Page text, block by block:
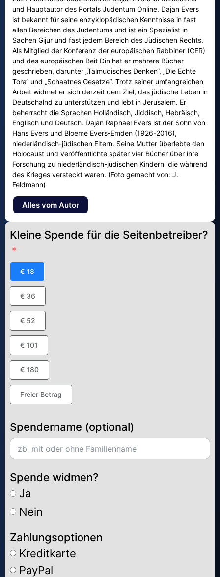
und Hauptautor des Portals Judentum Online. Dajan Evers
ist bekannt für seine enzyklopädischen Kenntnisse in fast
allen Bereichen des Judentums und ist ein Spezialist in
Sachen Gijur und fast jedem Bereich des Jüdischen Rechts.
Als Mitglied der Konferenz der europäischen Rabbiner (CER)
und des europäischen Beit Din hat er mehrere Bücher
geschrieben, darunter „Talmudisches Denken“, „Die Echte
Tora“ und „Schaatnes Gesetze“. Trotz seiner umfangreichen
Arbeit widmet er sich derzeit dem Ziel, das jüdische Leben in
Deutschalnd zu unterstützen und lebt in Jerusalem. Er
beherrscht die Sprachen Holländisch, Jiddisch, Hebräisch,
Englisch und Deutsch. Dajan Raphael Evers ist der Sohn von
Hans Evers und Bloeme Evers-Emden (1926-2016),
niederländisch-jüdischen Eltern. Seine Mutter überlebte den
Holocaust und veröffentlichte später vier Bücher über ihre
Forschung zu niederländisch-jüdischen Kindern, die während
des Krieges versteckt waren. (Foto gemacht von: J.
Feldmann)
Alles vom Autor
Kleine Spende für die Seitenbetreiber?
€ 18
€ 36
€ 52
€ 101
€ 180
Freier Betrag
Spendername (optional)
Spende widmen?
Ja
Nein
Zahlungsoptionen
Kreditkarte
PayPal